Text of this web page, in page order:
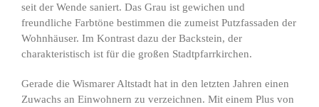
seit der Wende saniert. Das Grau ist gewichen und
freundliche Farbtöne bestimmen die zumeist Putzfassaden der
Wohnhäuser. Im Kontrast dazu der Backstein, der
charakteristisch ist für die großen Stadtpfarrkirchen.
Gerade die Wismarer Altstadt hat in den letzten Jahren einen
Zuwachs an Einwohnern zu verzeichnen. Mit einem Plus von